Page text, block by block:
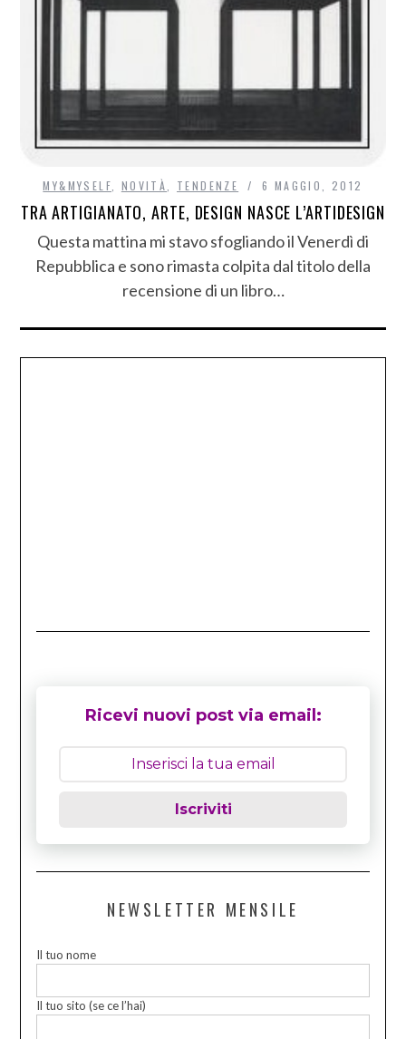
MY&MYSELF NOVITÀ TENDENZE 6 MAGGIO, 2012
TRA ARTIGIANATO, ARTE, DESIGN NASCE L’ARTIDESIGN
Questa mattina mi stavo sfogliando il Venerdì di
Repubblica e sono rimasta colpita dal titolo della
recensione di un libro…
Ricevi nuovi post via email:
Iscriviti
NEWSLETTER MENSILE
Il tuo nome
Il tuo sito (se ce l’hai)